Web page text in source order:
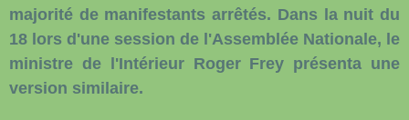
majorité de manifestants arrêtés. Dans la nuit du
18 lors d'une session de l'Assemblée Nationale, le
ministre de l'Intérieur Roger Frey présenta une
version similaire.